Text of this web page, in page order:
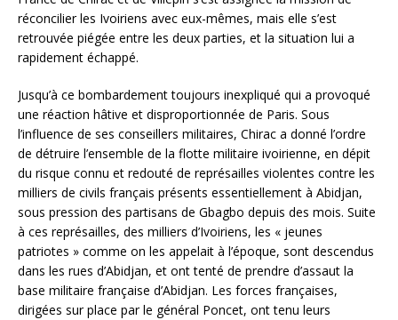
réconcilier les Ivoiriens avec eux-mêmes, mais elle s’est
retrouvée piégée entre les deux parties, et la situation lui a
rapidement échappé.
Jusqu’à ce bombardement toujours inexpliqué qui a provoqué
une réaction hâtive et disproportionnée de Paris. Sous
l’influence de ses conseillers militaires, Chirac a donné l’ordre
de détruire l’ensemble de la flotte militaire ivoirienne, en dépit
du risque connu et redouté de représailles violentes contre les
milliers de civils français présents essentiellement à Abidjan,
sous pression des partisans de Gbagbo depuis des mois. Suite
à ces représailles, des milliers d’Ivoiriens, les « jeunes
patriotes » comme on les appelait à l’époque, sont descendus
dans les rues d’Abidjan, et ont tenté de prendre d’assaut la
base militaire française d’Abidjan. Les forces françaises,
dirigées sur place par le général Poncet, ont tenu leurs